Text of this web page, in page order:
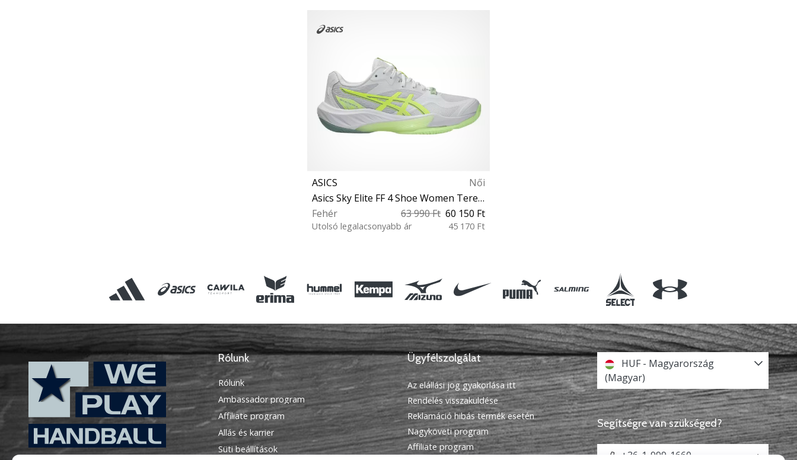
ASICS
Női
Asics Sky Elite FF 4 Shoe Women Teremcipő
Fehér
63 990 Ft 60 150 Ft
Utolsó legalacsonyabb ár 45 170 Ft
Rólunk
Rólunk
Ambassador program
Affiliate program
Állás és karrier
Süti beállítások
Ügyfélszolgálat
Az elállási jog gyakorlása itt
Rendelés visszaküldése
Reklamáció hibás termék esetén
Nagyköveti program
Affiliate program
HUF - Magyarország
(Magyar)
Segítségre van szükséged?
+36-1-999-1660